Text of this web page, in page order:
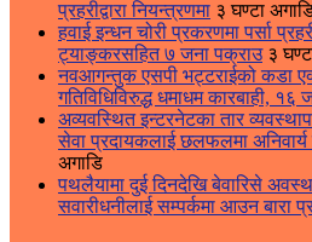
प्रहरीद्वारा नियन्त्रणमा ३ घण्टा
हवाई इन्धन चोरी प्रकरणमा पर्सा
ट्याङ्करसहित ७ जना पक्राउ ३
नवआगन्तुक एसपी भट्टराईको कडा
गतिविधिविरुद्ध धमाधम कारबाही, १६
अव्यवस्थित इन्टरनेटका तार
सेवा प्रदायकलाई छलफलमा अनिवार्य
अगाडि
पथलैयामा दुई दिनदेखि बेवारिसे
सवारीधनीलाई सम्पर्कमा आउन बारा